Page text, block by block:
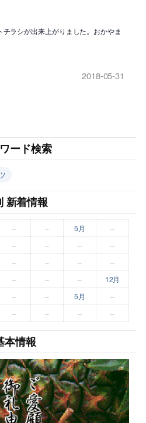
ラシが出来上がりました。おかやま
2018-05-31
ード検索
新着情報
– – 5月
–
– – – –
– – –
–
– – – 12月
– – 5月
–
– – – –
本情報